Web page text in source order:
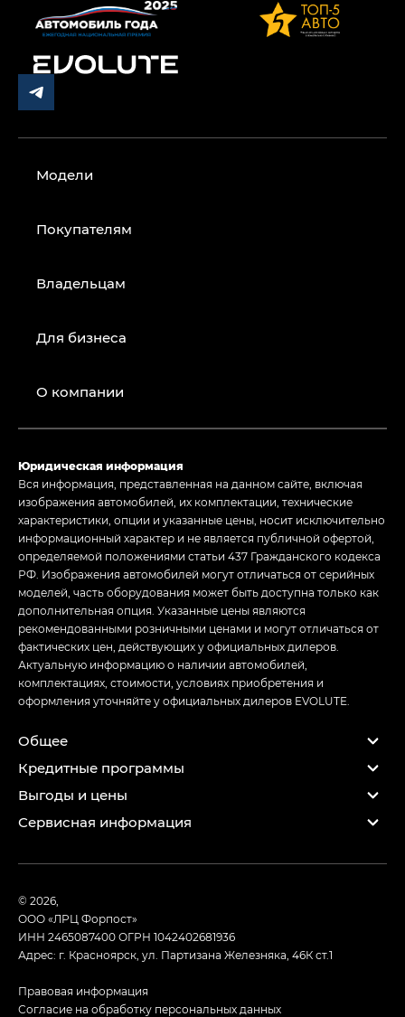
Модели
Покупателям
Владельцам
Для бизнеса
О компании
Юридическая информация
Вся информация, представленная на данном сайте, включая
изображения автомобилей, их комплектации, технические
характеристики, опции и указанные цены, носит исключительно
информационный характер и не является публичной офертой,
определяемой положениями статьи 437 Гражданского кодекса
РФ. Изображения автомобилей могут отличаться от серийных
моделей, часть оборудования может быть доступна только как
дополнительная опция. Указанные цены являются
рекомендованными розничными ценами и могут отличаться от
фактических цен, действующих у официальных дилеров.
Актуальную информацию о наличии автомобилей,
комплектациях, стоимости, условиях приобретения и
оформления уточняйте у официальных дилеров EVOLUTE.
Общее
Кредитные программы
Выгоды и цены
Сервисная информация
© 2026,
ООО «ЛРЦ Форпост»
ИНН 2465087400ОГРН 1042402681936
Адрес: г. Красноярск, ул. Партизана Железняка, 46К ст.1
Правовая информация
Согласие на обработку персональных данных